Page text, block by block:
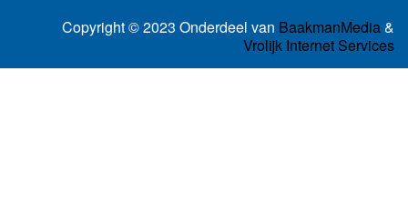
Copyright © 2023 Onderdeel van BaakmanMedia&
Vrolijk Internet Services